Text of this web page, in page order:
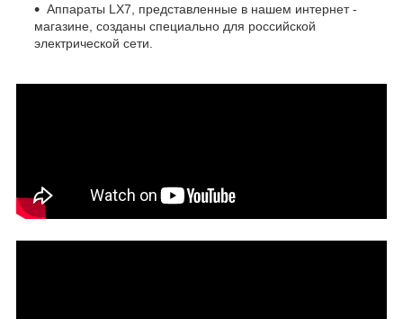
Аппараты LX7, представленные в нашем интернет -
магазине, созданы специально для российской
электрической сети.